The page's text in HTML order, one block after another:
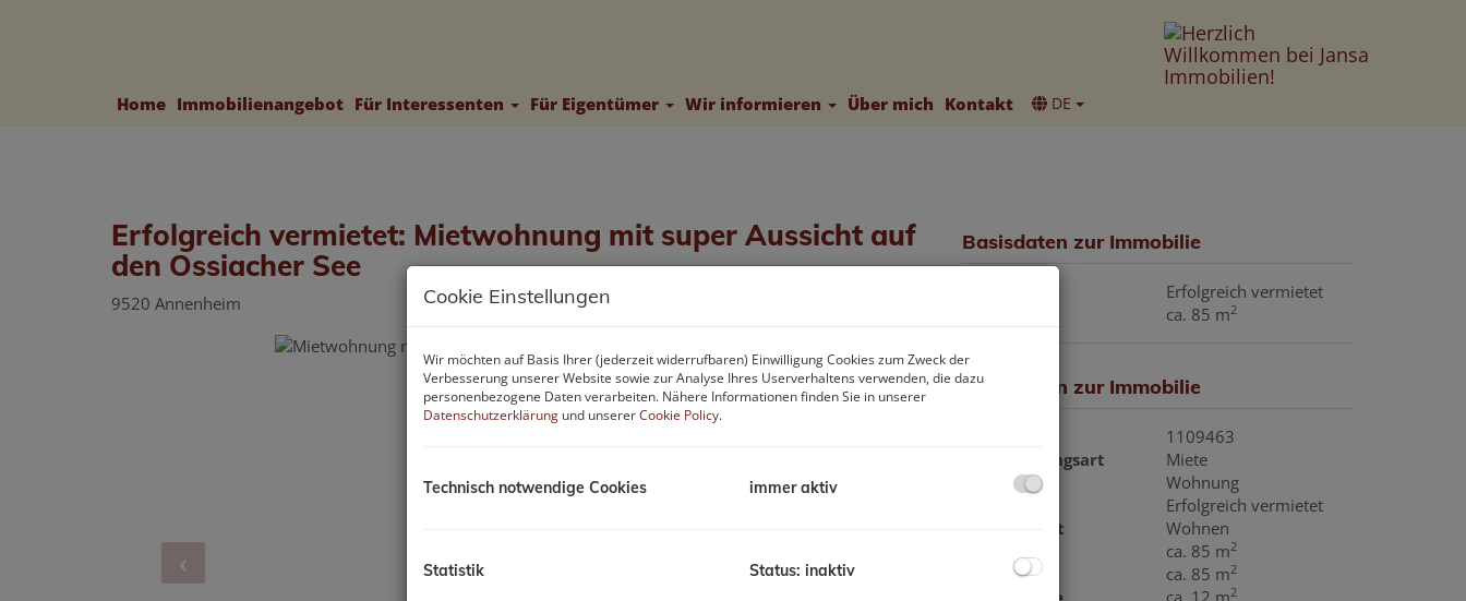
Home Immobilienangebot Für Interessenten Für Eigentümer Wir informieren Über mich Kontakt DE
Erfolgreich vermietet: Mietwohnung mit super Aussicht auf
den Ossiacher See
9520 Annenheim
Basisdaten zur Immobilie
Erfolgreich vermietet
ca. 85 m2
Basisdaten zur Immobilie
1109463
Vermarktungsart
Miete
Objektart
Wohnung
Erfolgreich vermietet
Nutzungsart
Wohnen
ca. 85 m2
Wohnfläche ca. 85 m2
Loggiafläche ca. 12 m2
Cookie Einstellungen
Wir möchten auf Basis Ihrer (jederzeit widerrufbaren) Einwilligung Cookies zum Zweck der
Verbesserung unserer Website sowie zur Analyse Ihres Userverhaltens verwenden, die dazu
personenbezogene Daten verarbeiten. Nähere Informationen finden Sie in unserer
Datenschutzerklärung und unsererCookie Policy.
Technisch notwendige Cookies immer aktiv
Statistik Status: inaktiv